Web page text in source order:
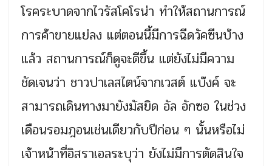
โรคระบาดจากไวรัสโคโรน่า ทำให้สถานการณ์
การค้าขายแย่ลง แต่ตอนนี้มีการฉีดวัคซีนบ้าง
แล้ว สถานการณ์ก็ดูจะดีขึ้น แต่ยังไม่มีความ
ชัดเจนว่า ชาวปาเลสไตน์จากเวสต์ แบ๊งค์ จะ
สามารถเดินทางมายังมัสยิด อัล อักซอ ในช่วง
เดือนรอมฎอนเช่นเดียวกับปีก่อน ๆ นั้นหรือไม่
เจ้าหน้าที่อิสราเอลระบุว่า ยังไม่มีการตัดสินใจ